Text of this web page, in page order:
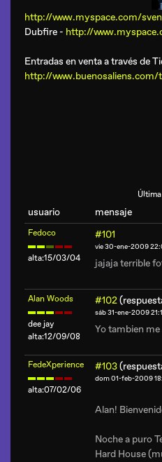
http://www.myspace.com/
Dubfire - http://
Entradas en venta a través de
http://
usuario mensaje
Fedoco
alta:15/03/04
#101
vie 30-ene-2009
jajaja terrible
Alan Woods
dee jay
alta:12/09/08
#102
sáb 31-ene-2009
Yo tambien
FedeXperience
alta:07/02/06
#103
dom 01-feb-2009
Alan!
Noche a puro
Hard House